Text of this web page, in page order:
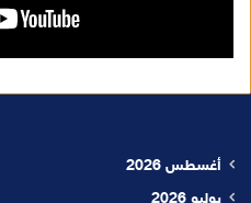
أغسطس 2026